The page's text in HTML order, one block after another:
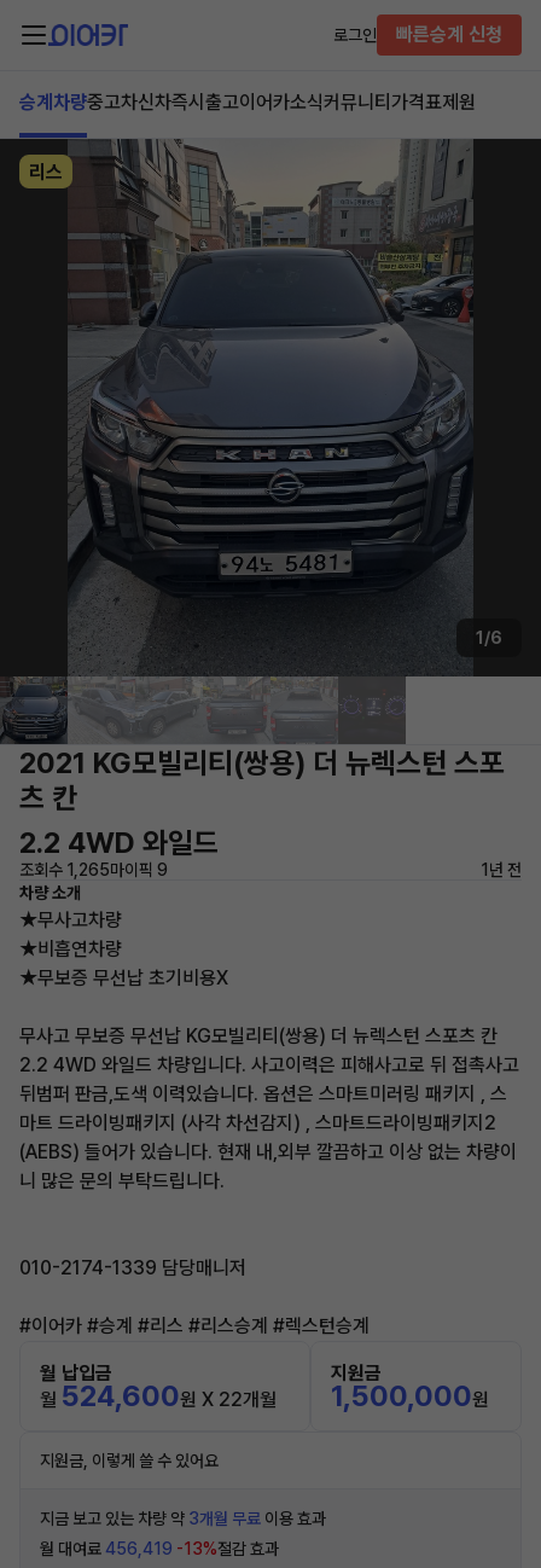
로그인 빠른승계 신청
승계차량중고차신차즉시출고이어카소식커뮤니티 가격표제원
리스
1/6
2021 KG모빌리티(쌍용) 더 뉴렉스턴 스포
츠 칸
2.2 4WD 와일드
조회수 1,265마이픽 9
1년 전
차량 소개
★무사고차량
★비흡연차량
★무보증 무선납 초기비용X
무사고 무보증 무선납 KG모빌리티(쌍용) 더 뉴렉스턴 스포츠 칸
2.2 4WD 와일드 차량입니다. 사고이력은 피해사고로 뒤 접촉사고
뒤범퍼 판금,도색 이력있습니다. 옵션은 스마트미러링 패키지 , 스
마트 드라이빙패키지 (사각 차선감지) , 스마트드라이빙패키지2
(AEBS) 들어가 있습니다. 현재 내,외부 깔끔하고 이상 없는 차량이
니 많은 문의 부탁드립니다.
010-2174-1339 담당매니저
#이어카 #승계 #리스 #리스승계 #렉스턴승계
월 납입금
월 524,600원 X 22개월
지원금
1,500,000원
지원금, 이렇게 쓸 수 있어요
지금 보고 있는 차량 약 3개월 무료 이용 효과
월 대여료456,419 -13%절감 효과